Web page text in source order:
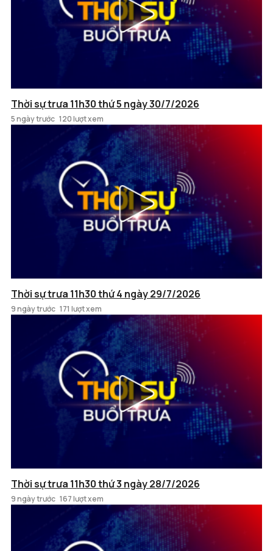
Thời sự trưa 11h30 thứ 5 ngày 30/7/2026
5 ngày trước 120 lượt xem
Thời sự trưa 11h30 thứ 4 ngày 29/7/2026
9 ngày trước 171 lượt xem
Thời sự trưa 11h30 thứ 3 ngày 28/7/2026
9 ngày trước 167 lượt xem